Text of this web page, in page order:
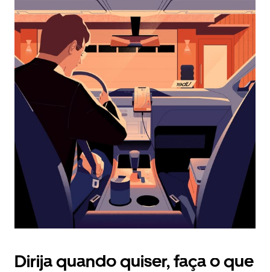
o
calendário
selecionar
uma
data.
Pressione
a
tecla
“ESC”
o
calendário.
Dirija quando quiser, faça o que